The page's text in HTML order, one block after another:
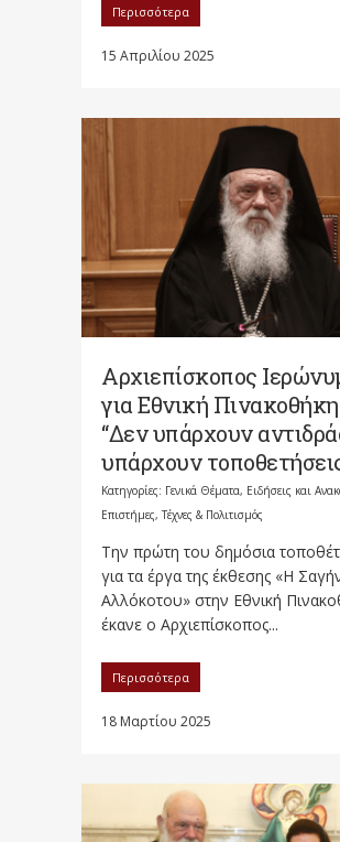
Περισσότερα
15 Απριλίου 2025
Αρχιεπίσκοπος
για Εθνική
“Δεν υπάρχουν
υπάρχουν
Κατηγορίες: Γενικά Θέματα, Ειδήσεις και
Επιστήμες, Τέχνες & Πολιτισμός
Την πρώτη του δημόσια
για τα έργα της έκθεσης «Η
Αλλόκοτου» στην Εθνική
έκανε ο Αρχιεπίσκοπος...
Περισσότερα
18 Μαρτίου 2025